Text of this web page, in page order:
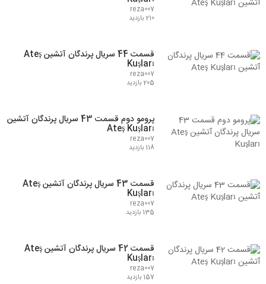
reza007
210 بازدید
قسمت 44 سریال پرندگان آتشین Ateş
Kuşları
reza007
205 بازدید
پرومو دوم قسمت 43 سریال پرندگان آتشین
Ateş Kuşları
reza007
118 بازدید
قسمت 43 سریال پرندگان آتشین Ateş
Kuşları
reza007
135 بازدید
قسمت 42 سریال پرندگان آتشین Ateş
Kuşları
reza007
157 بازدید